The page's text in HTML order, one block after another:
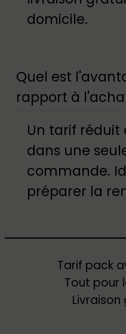
domicile.
Quel est
rapport à
Un tarif
dans une
commande.
préparer la
Tarif pack
Tout pour